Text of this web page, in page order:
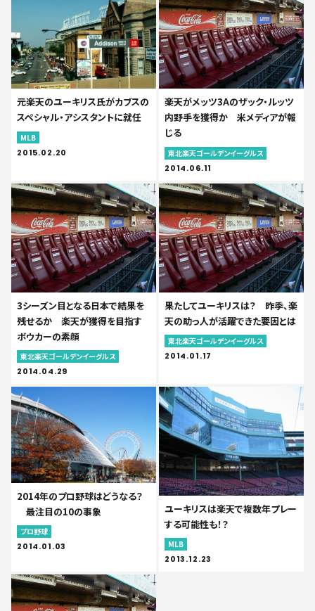
元楽天のユーキリス氏がカブスの
スペシャル・アシスタントに就任
MLB
2015.02.20
楽天がメッツ3Aのザック・ルッツ
内野手を獲得か 米メディアが報
じる
東北楽天ゴールデンイーグルス
2014.06.11
3シーズン目となる日本で結果を
残せるか 楽天が獲得を目指す
ボウカーの素顔
東北楽天ゴールデンイーグルス
2014.04.29
果たしてユーキリスは？ 昨季、楽
天の助っ人が活躍できた要因とは
東北楽天ゴールデンイーグルス
2014.01.17
2014年のプロ野球はどうなる？
最注目の10の事象
プロ野球
2014.01.03
ユーキリスは楽天で複数年プレー
する可能性も！？
MLB
2013.12.23